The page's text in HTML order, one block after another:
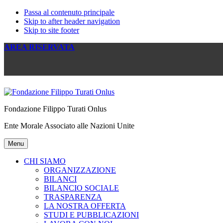
Passa al contenuto principale
Skip to after header navigation
Skip to site footer
AREA RISERVATA
Fondazione Filippo Turati Onlus
Ente Morale Associato alle Nazioni Unite
Menu
CHI SIAMO
ORGANIZZAZIONE
BILANCI
BILANCIO SOCIALE
TRASPARENZA
LA NOSTRA OFFERTA
STUDI E PUBBLICAZIONI